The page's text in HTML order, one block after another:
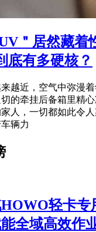
＂居然藏着
底有多硬核？
越近，空气中弥漫
的牵挂后备箱里精
家人，一切都如此令
辆力
轻卡专
全域高效作